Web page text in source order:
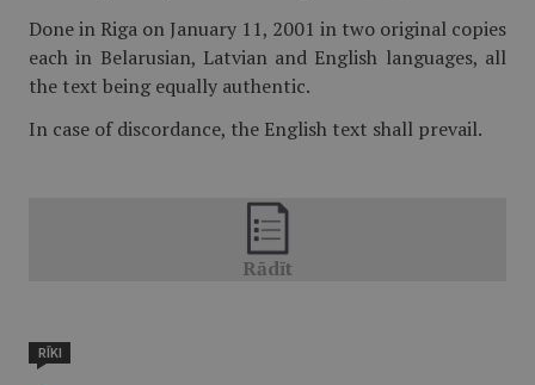
Done in Riga on January 11, 2001 in two original copies
each in Belarusian, Latvian and English languages, all
the text being equally authentic.
In case of discordance, the English text shall prevail.
RĪKI